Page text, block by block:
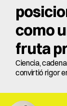
como
fruta
Ciencia,
convirtió rigor